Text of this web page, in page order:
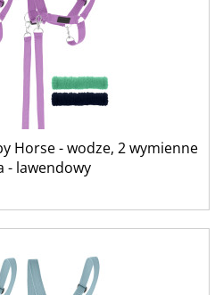
Horse - wodze, 2 wymienne
- lawendowy